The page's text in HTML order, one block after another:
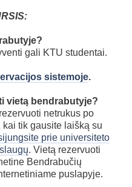
gali KTU studentai.
sistemoje.
vietą bendrabutyje?
netrukus po
tik gausite laišką su
prie universiteto
. Vietą rezervuoti
Bendrabučių
puslapyje.